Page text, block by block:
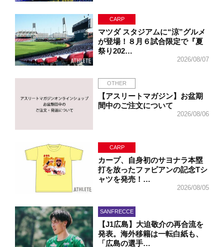
CARP
マツダ スタジアムに“涼”グルメ
が登場！８月６試合限定で『夏
祭り202…
2026/08/07
OTHER
【アスリートマガジン】お盆期
間中のご注文について
2026/08/06
CARP
カープ、自身初のサヨナラ本塁
打を放ったファビアンの記念Tシ
ャツを発売！…
2026/08/05
SANFRECCE
【J1広島】大迫敬介の再合流を
発表。海外移籍は一転白紙も、
「広島の選手…